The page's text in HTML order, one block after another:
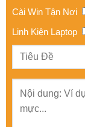
Cài Win Tận Nơi
Linh Kiện Laptop